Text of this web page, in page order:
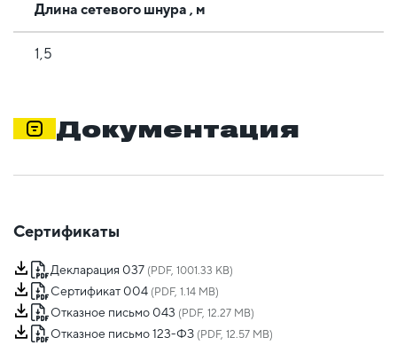
Длина сетевого шнура , м
1,5
Документация
Сертификаты
Декларация 037 (PDF, 1001.33 KB)
Сертификат 004 (PDF, 1.14 MB)
Отказное письмо 043 (PDF, 12.27 MB)
Отказное письмо 123-ФЗ (PDF, 12.57 MB)